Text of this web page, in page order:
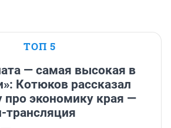
ТОП 5
— самая высокая в
Котюков рассказал
про экономику края —
трансляция